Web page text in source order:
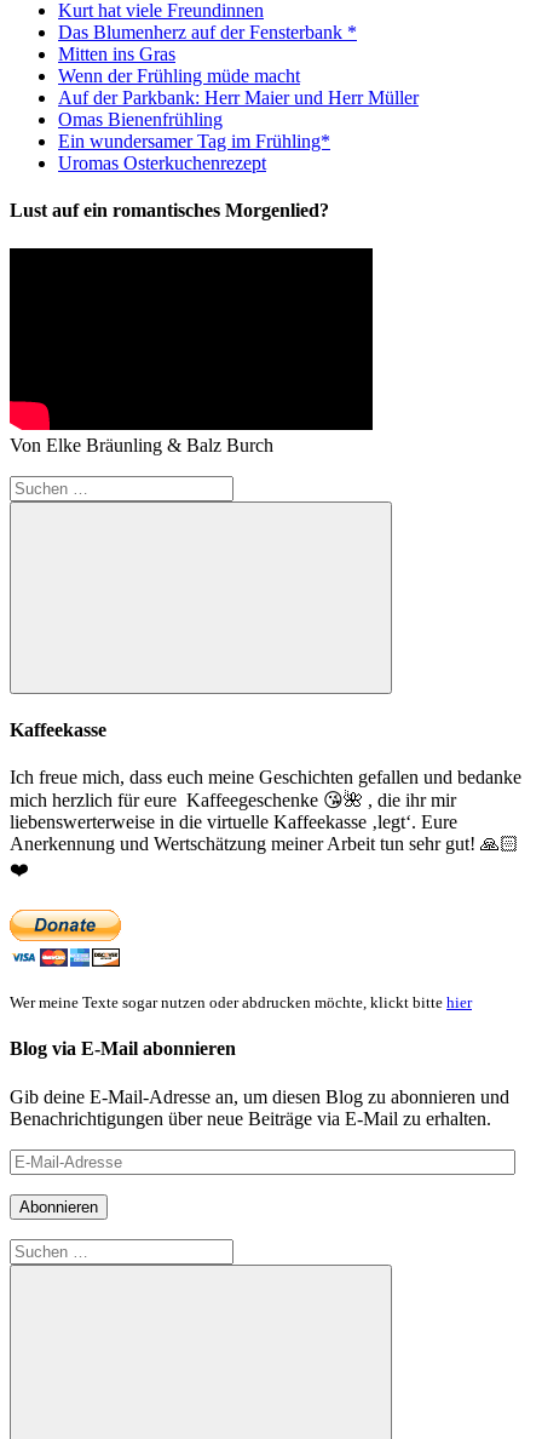
Kurt hat viele Freundinnen
Das Blumenherz auf der Fensterbank *
Mitten ins Gras
Wenn der Frühling müde macht
Auf der Parkbank: Herr Maier und Herr Müller
Omas Bienenfrühling
Ein wundersamer Tag im Frühling*
Uromas Osterkuchenrezept
Lust auf ein romantisches Morgenlied?
Von Elke Bräunling & Balz Burch
Suchen
nach:
Suchen
Kaffeekasse
Ich freue mich, dass euch meine Geschichten gefallen und bedanke
mich herzlich für eure Kaffeegeschenke 😘🌺 , die ihr mir
liebenswerterweise in die virtuelle Kaffeekasse ‚legt‘. Eure
Anerkennung und Wertschätzung meiner Arbeit tun sehr gut! 🙏🏻
❤️
Wer meine Texte sogar nutzen oder abdrucken möchte, klickt bitte hier
Blog via E-Mail abonnieren
Gib deine E-Mail-Adresse an, um diesen Blog zu abonnieren und
Benachrichtigungen über neue Beiträge via E-Mail zu erhalten.
E-
Mail-
Adresse
Abonnieren
Suchen
nach: